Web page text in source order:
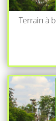
Terrain à